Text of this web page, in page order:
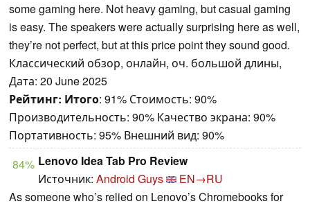
some gaming here. Not heavy gaming, but casual gaming
is easy. The speakers were actually surprising here as well,
they’re not perfect, but at this price point they sound good.
Классический обзор, онлайн, оч. большой длины,
Дата: 20 June 2025
Рейтинг: Итого: 91% Стоимость: 90%
Производительность: 90% Качество экрана: 90%
Портативность: 95% Внешний вид: 90%
84% Lenovo Idea Tab Pro Review
Источник: Android Guys
EN→RU
As someone who’s relied on Lenovo’s Chromebooks for